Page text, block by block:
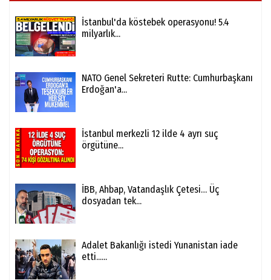
İstanbul'da köstebek operasyonu! 5.4
milyarlık...
NATO Genel Sekreteri Rutte: Cumhurbaşkanı
Erdoğan'a...
İstanbul merkezli 12 ilde 4 ayrı suç
örgütüne...
İBB, Ahbap, Vatandaşlık Çetesi… Üç
dosyadan tek...
Adalet Bakanlığı istedi Yunanistan iade
etti......